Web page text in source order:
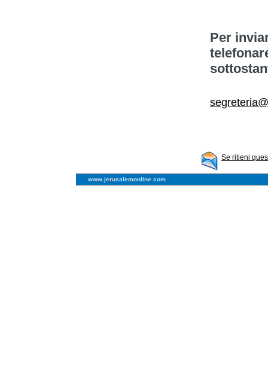
Per
Se ritieni
www.jerusalemonline.com